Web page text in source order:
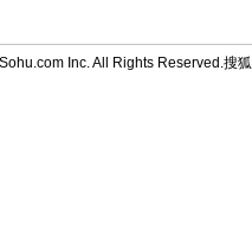
Inc. All Rights Reserved.搜